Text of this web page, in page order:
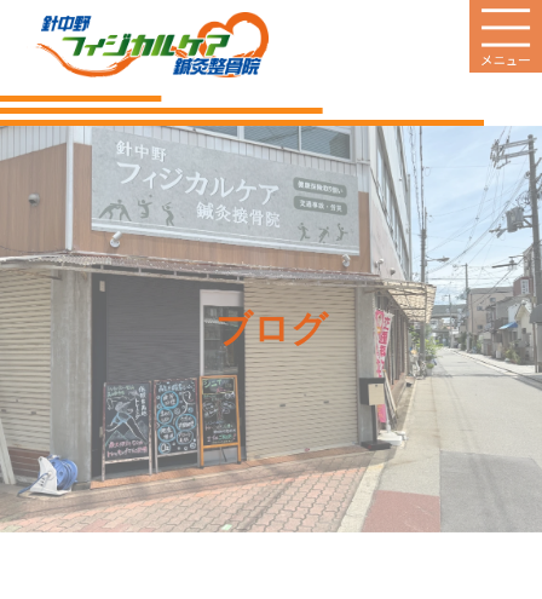
HOME
当院のご案内
診療案内
営業日
新着情報
患者様の声
Q&A
ブログ